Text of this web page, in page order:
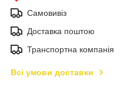
Самовивіз
Доставка поштою
Транспортна компанія
Всі умови доставки